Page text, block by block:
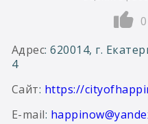
0
Адрес: 620014, г.
4
Сайт: https://
E-mail: